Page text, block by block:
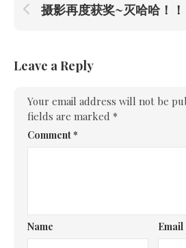
摄影再度获奖~灭哈哈！！
Leave a Reply
Your email address will not be
fields are marked *
Comment*
Name Email